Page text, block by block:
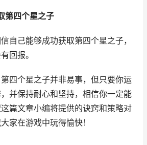
第四个星之子
自己能够成功获取第四个星之子，
回报。
四个星之子并非易事，但只要你运
并保持耐心和坚持，相信你一定能
篇文章小编将提供的诀窍和策略对
家在游戏中玩得愉快！